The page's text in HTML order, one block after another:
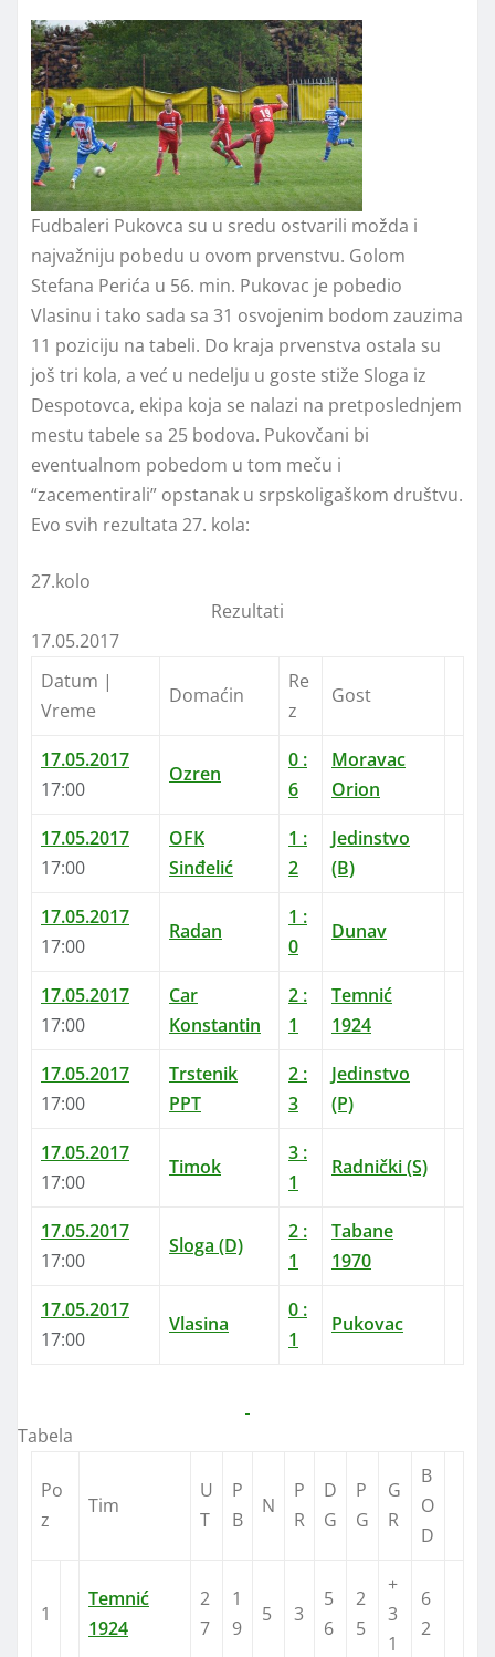
Fudbaleri Pukovca su u sredu ostvarili možda i
najvažniju pobedu u ovom prvenstvu. Golom
Stefana Perića u 56. min. Pukovac je pobedio
Vlasinu i tako sada sa 31 osvojenim bodom zauzima
11 poziciju na tabeli. Do kraja prvenstva ostala su
još tri kola, a već u nedelju u goste stiže Sloga iz
Despotovca, ekipa koja se nalazi na pretposlednjem
mestu tabele sa 25 bodova. Pukovčani bi
eventualnom pobedom u tom meču i
“zacementirali” opstanak u srpskoligaškom društvu.
Evo svih rezultata 27. kola:
27.kolo
Rezultati
17.05.2017
Datum |
Vreme
Domaćin
Re
z
Gost
17.05.2017
17:00
Ozren
0 :
6
Moravac
Orion
17.05.2017
17:00
OFK
Sinđelić
1 :
2
Jedinstvo
(B)
17.05.2017
17:00
Radan
1 :
0
Dunav
17.05.2017
17:00
Car
Konstantin
2 :
1
Temnić
1924
17.05.2017
17:00
Trstenik
PPT
2 :
3
Jedinstvo
(P)
17.05.2017
17:00
Timok
3 :
1
Radnički (S)
17.05.2017
17:00
Sloga (D)
2 :
1
Tabane
1970
17.05.2017
17:00
Vlasina
0 :
1
Pukovac
Tabela
Po
z
Tim
U
T
P
B
N
P
R
D
G
P
G
G
R
B
O
D
1
Temnić
1924
2
7
1
9
5 3
5
6
2
5
+
3
1
6
2